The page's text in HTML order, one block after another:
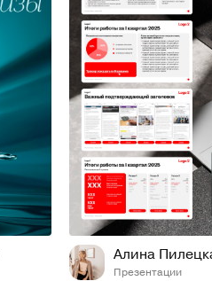
435
Алина
Презентации